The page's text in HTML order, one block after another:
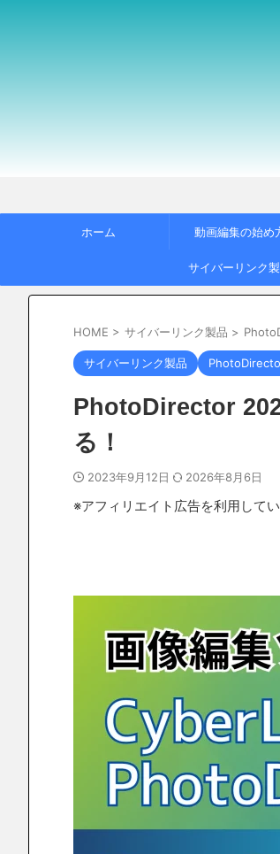
ホーム 動画編集の始め
サイバーリンク
HOME > サイバーリンク製品 >
サイバーリンク製品
PhotoDirector
る！
2023年9月12日 2026年8月6日
※アフィリエイト広告を利用して